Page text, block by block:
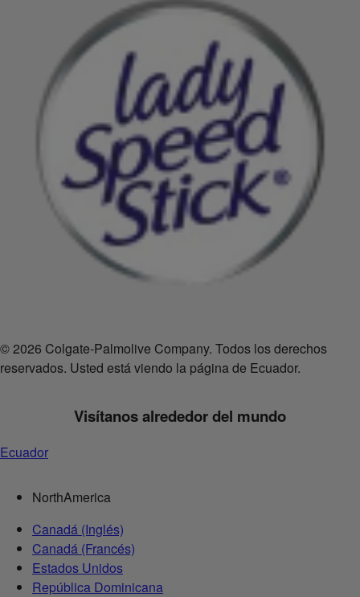
© 2026 Colgate-Palmolive Company. Todos los derechos
reservados. Usted está viendo la página de Ecuador.
Visítanos alrededor del mundo
Ecuador
NorthAmerica
Canadá (Inglés)
Canadá (Francés)
Estados Unidos
República Dominicana